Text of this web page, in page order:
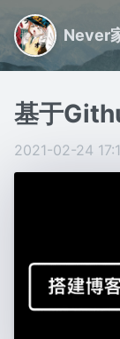
Never
📝 文章
🏷 分类
日常小事记录,联系我
基于
2021-02-24